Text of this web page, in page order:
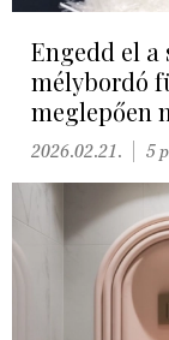
Engedd el
mélybordó
meglepően
2026.02.21. 5